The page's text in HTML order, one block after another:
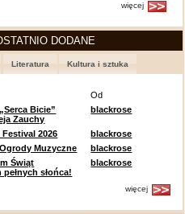
więcej
DODANE
Literatura Kultura i sztuka
Od
Bicie”
Zauchy
blackrose
2026
blackrose
Muzyczne
blackrose
Świąt
słońca!
blackrose
więcej